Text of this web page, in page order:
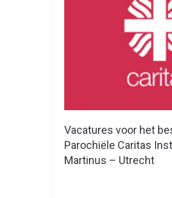
Vacatures voor het
Parochiële Caritas
Martinus – Utrecht